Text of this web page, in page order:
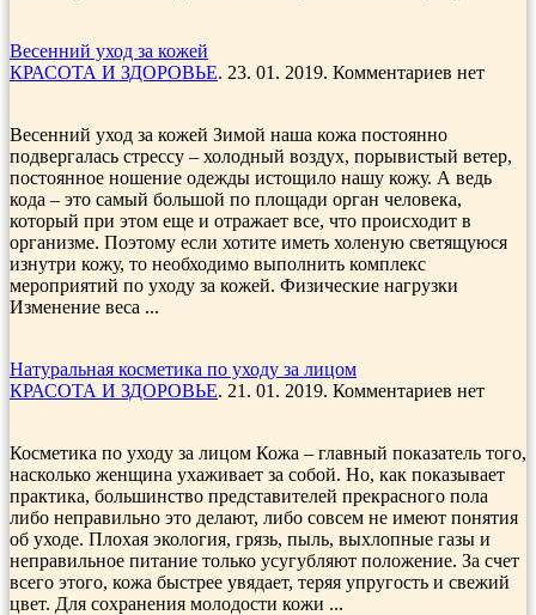
Весенний уход за кожей
КРАСОТА И ЗДОРОВЬЕ. 23. 01. 2019. Комментариев нет
Весенний уход за кожей Зимой наша кожа постоянно
подвергалась стрессу – холодный воздух, порывистый ветер,
постоянное ношение одежды истощило нашу кожу. А ведь
кода – это самый большой по площади орган человека,
который при этом еще и отражает все, что происходит в
организме. Поэтому если хотите иметь холеную светящуюся
изнутри кожу, то необходимо выполнить комплекс
мероприятий по уходу за кожей. Физические нагрузки
Изменение веса ...
Натуральная косметика по уходу за лицом
КРАСОТА И ЗДОРОВЬЕ. 21. 01. 2019. Комментариев нет
Косметика по уходу за лицом Кожа – главный показатель того,
насколько женщина ухаживает за собой. Но, как показывает
практика, большинство представителей прекрасного пола
либо неправильно это делают, либо совсем не имеют понятия
об уходе. Плохая экология, грязь, пыль, выхлопные газы и
неправильное питание только усугубляют положение. За счет
всего этого, кожа быстрее увядает, теряя упругость и свежий
цвет. Для сохранения молодости кожи ...